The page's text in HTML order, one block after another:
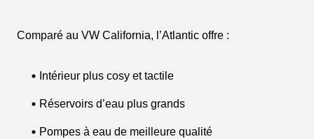
Comparé au VW California, l’Atlantic offre :
Intérieur plus cosy et tactile
Réservoirs d’eau plus grands
Pompes à eau de meilleure qualité